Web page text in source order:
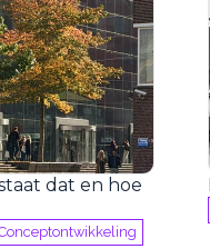
dat en hoe